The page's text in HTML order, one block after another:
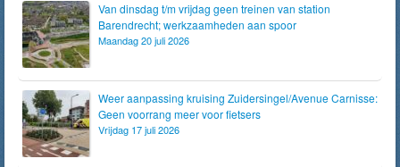
Van dinsdag t/m vrijdag geen treinen van station
Barendrecht; werkzaamheden aan spoor
Maandag 20 juli 2026
Weer aanpassing kruising Zuidersingel/Avenue Carnisse:
Geen voorrang meer voor fietsers
Vrijdag 17 juli 2026